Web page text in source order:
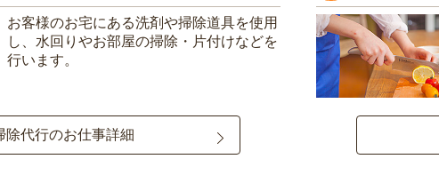
お客様のお宅にある洗剤や掃除道具を使用
し、水回りやお部屋の掃除・片付けなどを
行います。
除代行のお仕事詳細